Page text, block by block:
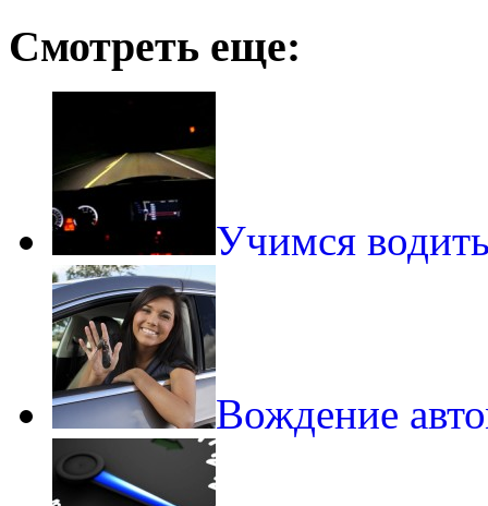
Смотреть еще:
Учимся
Вождение